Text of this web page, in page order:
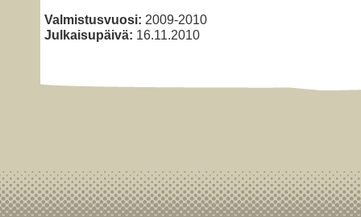
Valmistusvuosi: 2009-2010
Julkaisupäivä: 16.11.2010